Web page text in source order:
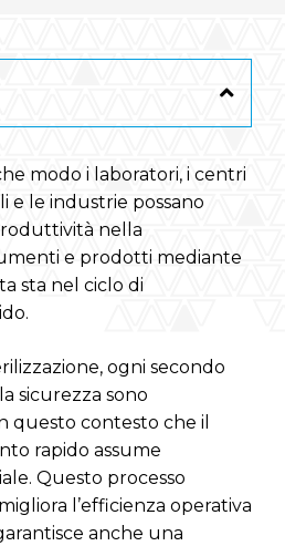
modo i laboratori, i centri
e le industrie possano
nella
e prodotti mediante
sta nel ciclo di
ogni secondo
sicurezza sono
questo contesto che il
rapido assume
Questo processo
l’efficienza operativa
anche una